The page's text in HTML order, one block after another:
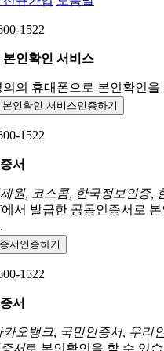
1522
본인확인 서비스
의의 휴대폰으로 본인확인을
본인확인 서비스인증하기
1522
서
원, 코스콤, 한국정보인증,
에서 발급한 공동인증서로
서 인증하기
1522
서
카오뱅크, 국민인증서, 우리